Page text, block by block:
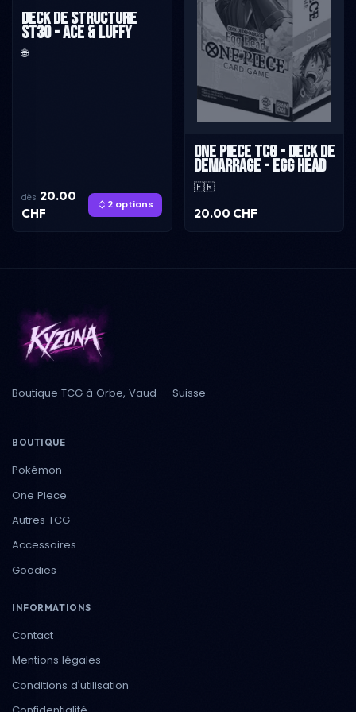
Deck de Structure
ST30 - Ace & Luffy
🌐
dès 20.00
CHF
2 options
One Piece TCG - Deck de
demarrage - Egg Head
🇫🇷
20.00 CHF
Boutique TCG à Orbe, Vaud — Suisse
BOUTIQUE
Pokémon
One Piece
Autres TCG
Accessoires
Goodies
INFORMATIONS
Contact
Mentions légales
Conditions d'utilisation